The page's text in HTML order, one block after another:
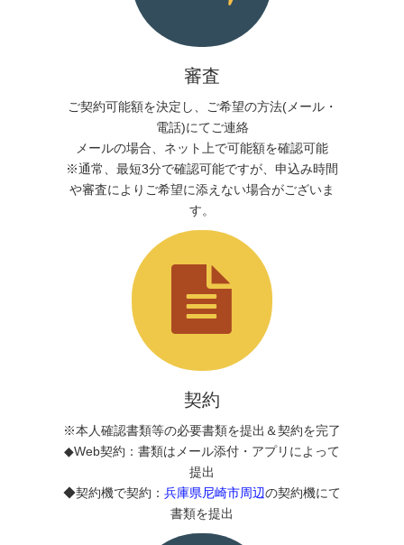
審査
ご契約可能額を決定し、ご希望の方法(メール・
電話)にてご連絡
メールの場合、ネット上で可能額を確認可能
※通常、最短3分で確認可能ですが、申込み時間
や審査によりご希望に添えない場合がございま
す。
契約
※本人確認書類等の必要書類を提出＆契約を完了
◆Web契約：書類はメール添付・アプリによって
提出
◆契約機で契約： 兵庫県尼崎市周辺の契約機にて
書類を提出